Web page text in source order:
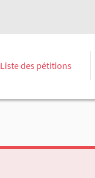
Liste des pétitions